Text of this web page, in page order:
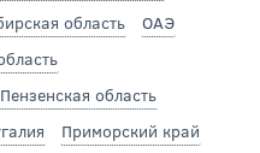
область
ОАЭ
Пензенская область
Приморский край